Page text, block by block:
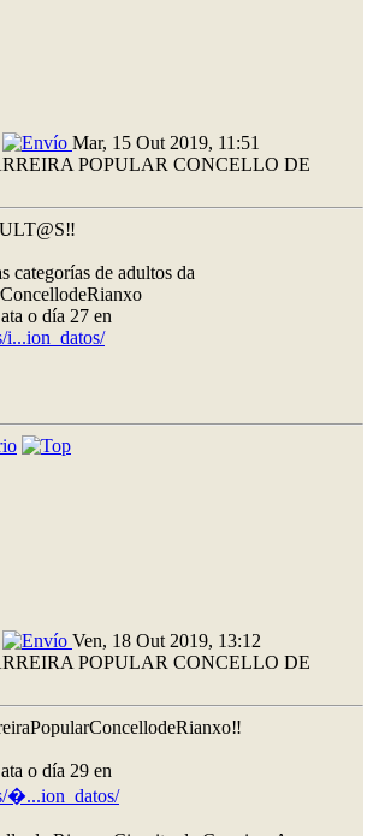
Mar, 15 Out 2019, 11:51
POPULAR CONCELLO DE
categorías de adultos da
o día 27 en
i...ion_datos/
Ven, 18 Out 2019, 13:12
POPULAR CONCELLO DE
o día 29 en
�...ion_datos/